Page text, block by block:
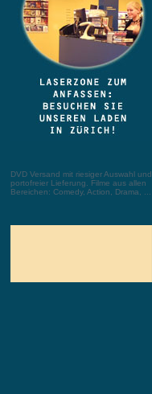
DVD Versand mit riesiger Auswahl und
portofreier Lieferung. Filme aus allen
Bereichen: Comedy, Action, Drama, ...